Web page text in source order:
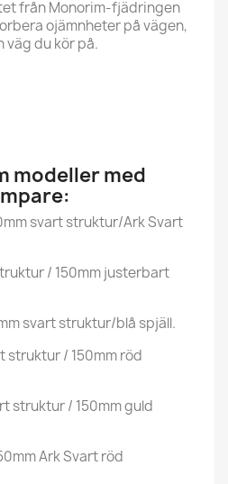
från Monorim-fjädringen
ojämnheter på vägen,
väg du kör på.
modeller med
svart struktur/Ark Svart
/ 150mm justerbart
svart struktur/blå spjäll.
struktur / 150mm röd
struktur / 150mm guld
Ark Svart röd